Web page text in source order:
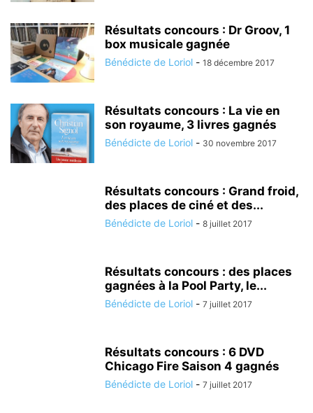
Résultats concours : Dr Groov, 1
box musicale gagnée
Bénédicte de Loriol - 18 décembre 2017
Résultats concours : La vie en
son royaume, 3 livres gagnés
Bénédicte de Loriol - 30 novembre 2017
Résultats concours : Grand froid,
des places de ciné et des...
Bénédicte de Loriol - 8 juillet 2017
Résultats concours : des places
gagnées à la Pool Party, le...
Bénédicte de Loriol - 7 juillet 2017
Résultats concours : 6 DVD
Chicago Fire Saison 4 gagnés
Bénédicte de Loriol - 7 juillet 2017